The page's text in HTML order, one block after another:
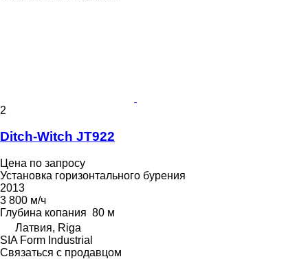
2
Ditch-Witch JT922
Цена по запросу
Установка горизонтального бурения
2013
3 800 м/ч
Глубина копания 80 м
Латвия, Riga
SIA Form Industrial
Связаться с продавцом